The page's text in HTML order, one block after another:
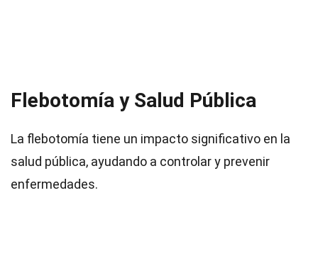
Flebotomía y Salud Pública
La flebotomía tiene un impacto significativo en la
salud pública, ayudando a controlar y prevenir
enfermedades.